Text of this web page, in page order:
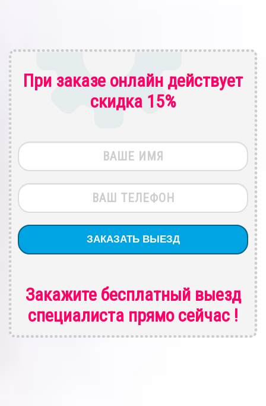
При заказе онлайн действует
скидка 15%
Закажите бесплатный выезд
специалиста прямо сейчас !